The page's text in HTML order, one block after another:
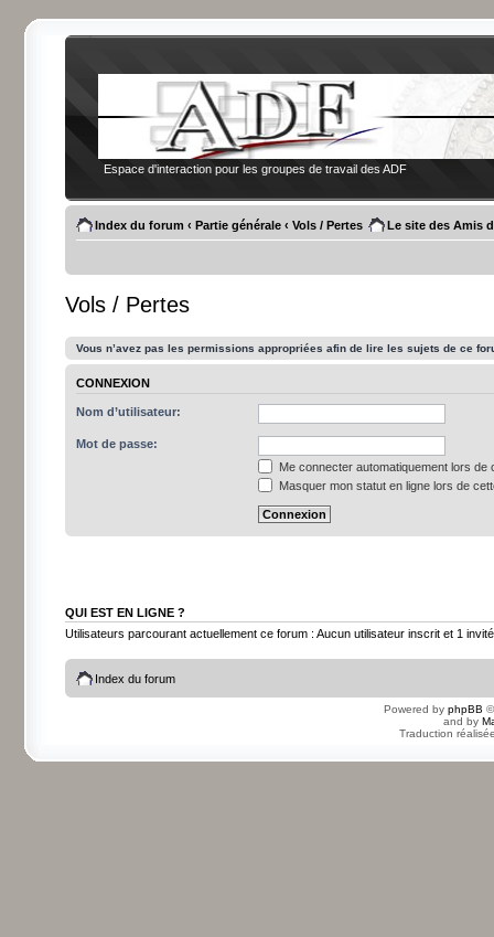
Espace d'interaction pour les groupes de travail des ADF
Index du forum ‹ Partie générale ‹ Vols / Pertes Le site des Amis
Vols / Pertes
Vous n’avez pas les permissions appropriées afin de lire les sujets de ce
CONNEXION
Nom d’utilisateur:
Mot de passe:
Me connecter automatiquement lors de
Masquer mon statut en ligne lors de
QUI EST EN LIGNE ?
Utilisateurs parcourant actuellement ce forum : Aucun utilisateur inscrit et 1 invité
Index du forum
Powered by phpBB
and by
Traduction